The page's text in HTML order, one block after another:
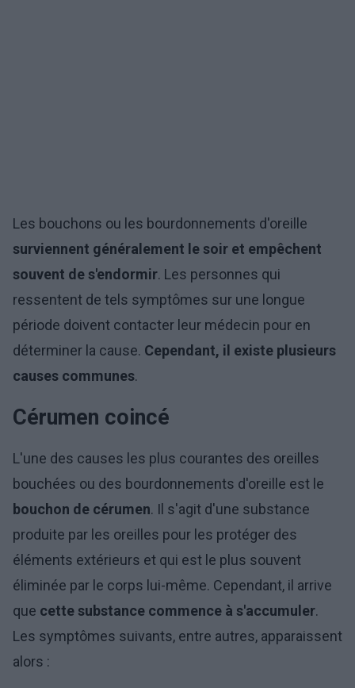
Les bouchons ou les bourdonnements d'oreille
surviennent généralement le soir et empêchent
souvent de s'endormir. Les personnes qui
ressentent de tels symptômes sur une longue
période doivent contacter leur médecin pour en
déterminer la cause. Cependant, il existe plusieurs
causes communes.
Cérumen coincé
L'une des causes les plus courantes des oreilles
bouchées ou des bourdonnements d'oreille est le
bouchon de cérumen. Il s'agit d'une substance
produite par les oreilles pour les protéger des
éléments extérieurs et qui est le plus souvent
éliminée par le corps lui-même. Cependant, il arrive
que cette substance commence à s'accumuler.
Les symptômes suivants, entre autres, apparaissent
alors :